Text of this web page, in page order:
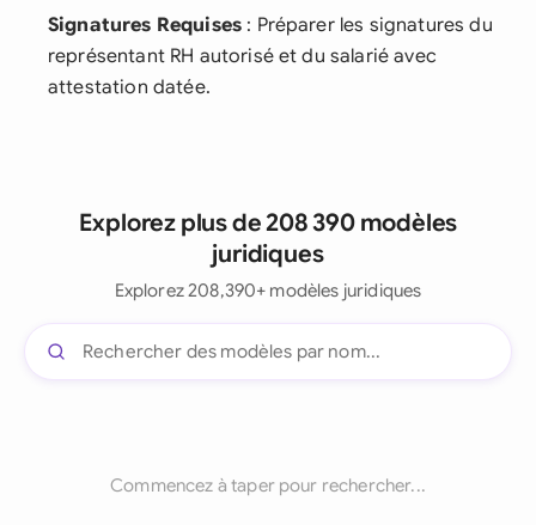
Signatures Requises : Préparer les signatures du
représentant RH autorisé et du salarié avec
attestation datée.
Explorez plus de 208 390 modèles
juridiques
Explorez 208,390+ modèles juridiques
Commencez à taper pour rechercher...